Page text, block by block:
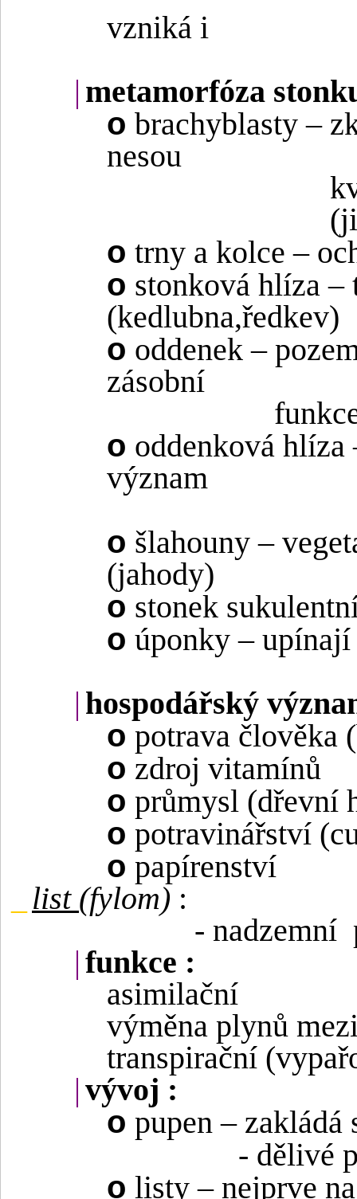
vzniká i
| metamorfóza
o brachyblasty –
nesou
o trny a kolce –
o stonková hlíza
(kedlubna,ředkev)
o oddenek –
zásobní
o oddenková hlíza
význam
o šlahouny –
(jahody)
o stonek
o úponky –
| hospodářský
o potrava člověka
o zdroj vitamínů
o průmysl (dřevní
o potravinářství
o papírenství
list (fylom) :
- nadzemní
| funkce :
asimilační
výměna plynů
transpirační
| vývoj :
o pupen – zakládá
- dělivé
o listy – nejprve